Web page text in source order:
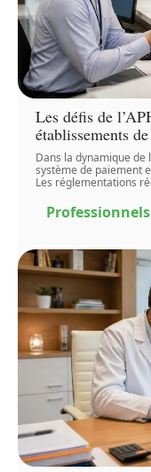
Les défis de
établissements
Dans la dynamique de
système de paiement
Les réglementations
Professionnels